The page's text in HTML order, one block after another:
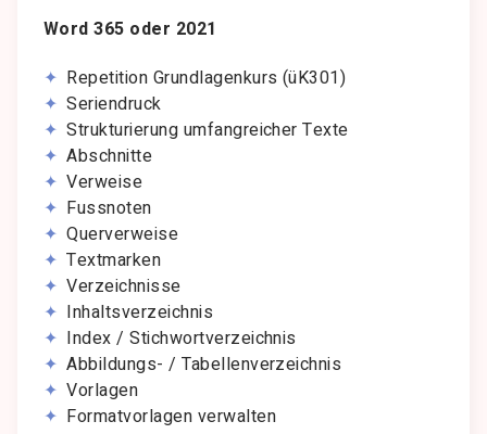
Word 365 oder 2021
Repetition Grundlagenkurs (üK301)
Seriendruck
Strukturierung umfangreicher Texte
Abschnitte
Verweise
Fussnoten
Querverweise
Textmarken
Verzeichnisse
Inhaltsverzeichnis
Index / Stichwortverzeichnis
Abbildungs- / Tabellenverzeichnis
Vorlagen
Formatvorlagen verwalten